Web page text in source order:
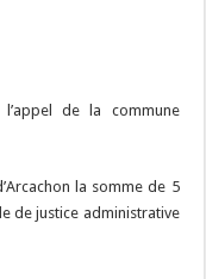
de la commune
la somme de 5
de justice administrative